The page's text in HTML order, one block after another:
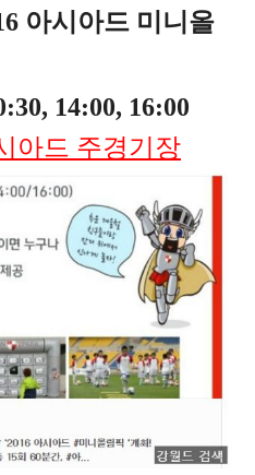
아시아드 미니올
14:00, 16:00
아드 주경기장